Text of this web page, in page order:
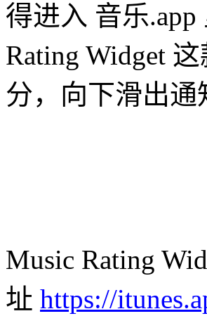
得进入 音乐
Rating Widget
分，向下滑出
Music Rating
址 https://